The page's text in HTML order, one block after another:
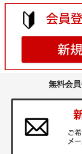
無料会